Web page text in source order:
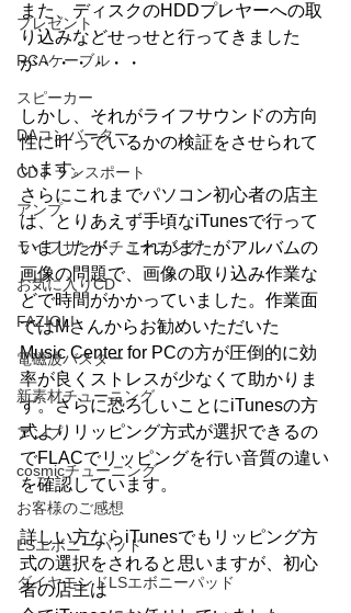
プレゼント
RCAケーブル
スピーカー
DAコンバーター
CDトランスポート
アンプ
ライフサンドチューニング
お気に入りCD
FAZIOLI
電磁波バスター
新素材チューニング
アンプ
cosmicチューニング
お客様のご感想
LSエボニーパッド
ダイヤモンドLSエボニーパッド
また、ディスクのHDDプレヤーへの取
り込みなどせっせと行ってきました
が・・・・・・
しかし、それがライフサウンドの方向
性に叶っているかの検証をさせられて
います。
さらにこれまでパソコン初心者の店主
は、とりあえず手頃なiTunesで行って
いましたが、これがまたがアルバムの
画像の問題で、画像の取り込み作業な
どで時間がかかっていました。作業面
ではMさんからお勧めいただいた
Music Center for PCの方が圧倒的に効
率が良くストレスが少なくて助かりま
す。さらに恐ろしいことにiTunesの方
式よりリッピング方式が選択できるの
でFLACでリッピングを行い音質の違い
を確認しています。
詳しい方ならiTunesでもリッピング方
式の選択をされると思いますが、初心
者の店主は